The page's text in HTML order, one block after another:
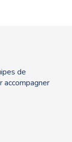
de
accompagner